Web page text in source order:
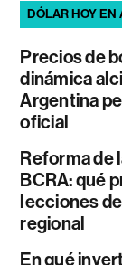
DÓLAR HOY
Precios de
dinámica
Argentina
oficial
Reforma de
BCRA: qué
lecciones
regional
En qué